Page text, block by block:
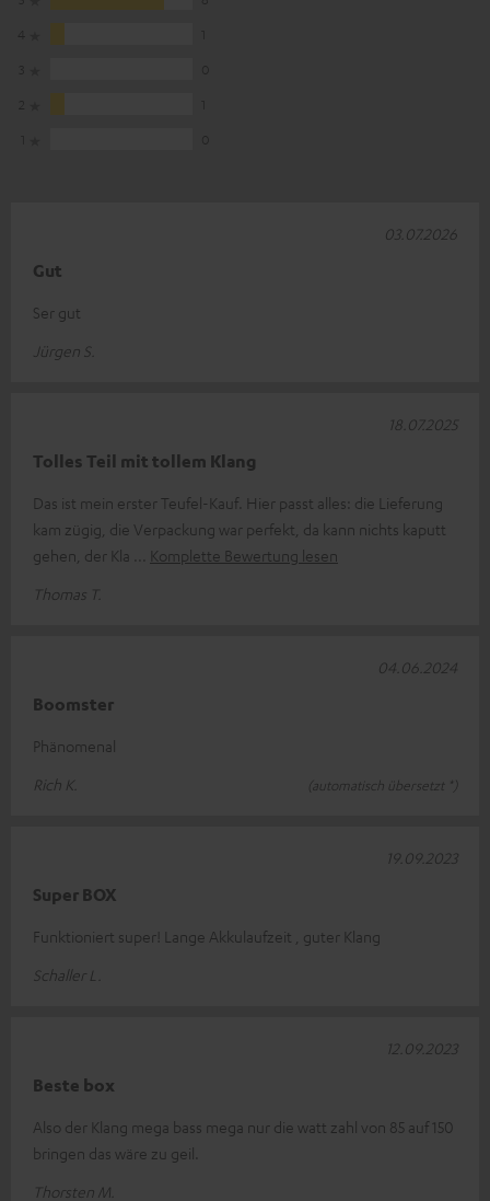
Gut
Ser gut
Jürgen S.
03.07.2026
Tolles Teil mit tollem Klang
Das ist mein erster Teufel-Kauf. Hier passt alles: die Lieferung
kam zügig, die Verpackung war perfekt, da kann nichts kaputt
gehen, der Kla
Komplette Bewertung lesen
Thomas T.
18.07.2025
Boomster
Phänomenal
Rich K.
(automatisch übersetzt *)
04.06.2024
Super BOX
Funktioniert super! Lange Akkulaufzeit , guter Klang
Schaller L.
19.09.2023
Beste box
Also der Klang mega bass mega nur die watt zahl von 85 auf 150
bringen das wäre zu geil.
Thorsten M.
12.09.2023